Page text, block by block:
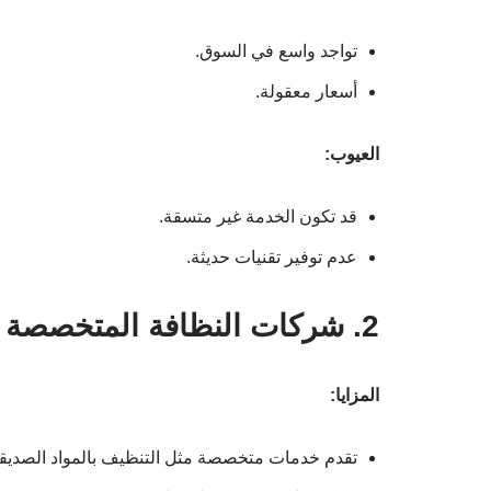
تواجد واسع في السوق.
أسعار معقولة.
العيوب:
قد تكون الخدمة غير متسقة.
عدم توفير تقنيات حديثة.
2. شركات النظافة المتخصصة
المزايا:
تقدم خدمات متخصصة مثل التنظيف بالمواد